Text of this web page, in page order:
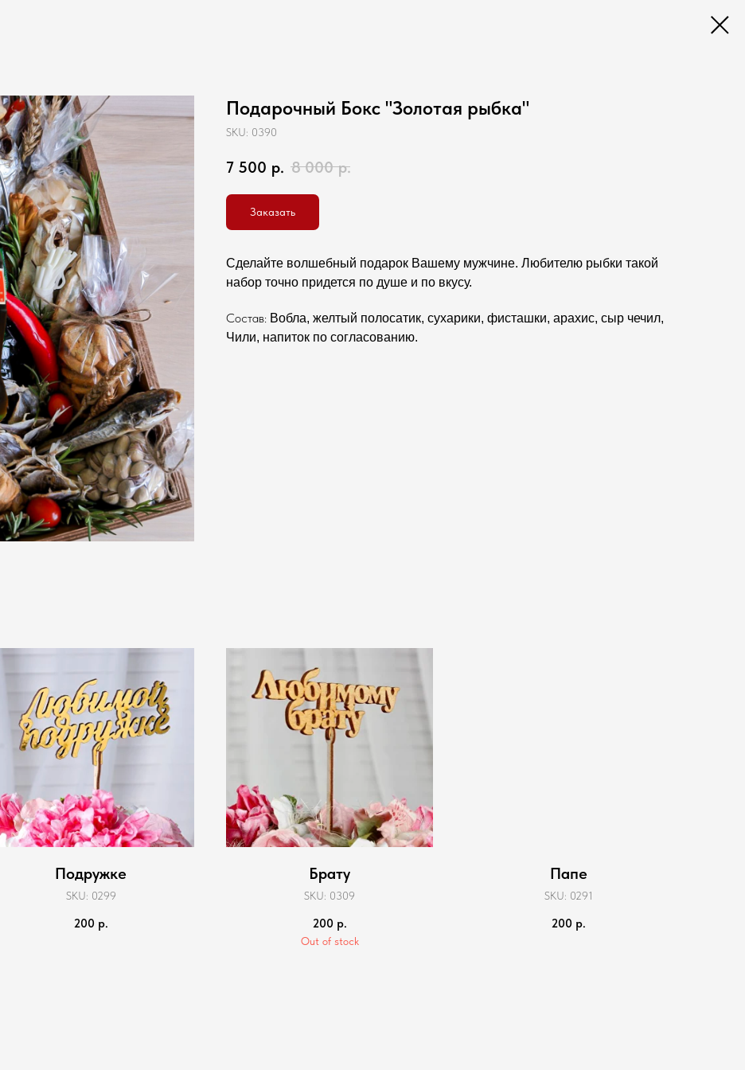
Подарочный Бокс "Золотая рыбка"
SKU: 0390
7 500 р. 8 000 р.
Заказать
Сделайте волшебный подарок Вашему мужчине. Любителю рыбки такой
набор точно придется по душе и по вкусу.
Состав: Вобла, желтый полосатик, сухарики, фисташки, арахис, сыр чечил,
Чили, напиток по согласованию.
Подружке
SKU: 0299
200 р.
Брату
SKU: 0309
200 р.
Out of stock
Папе
SKU: 0291
200 р.